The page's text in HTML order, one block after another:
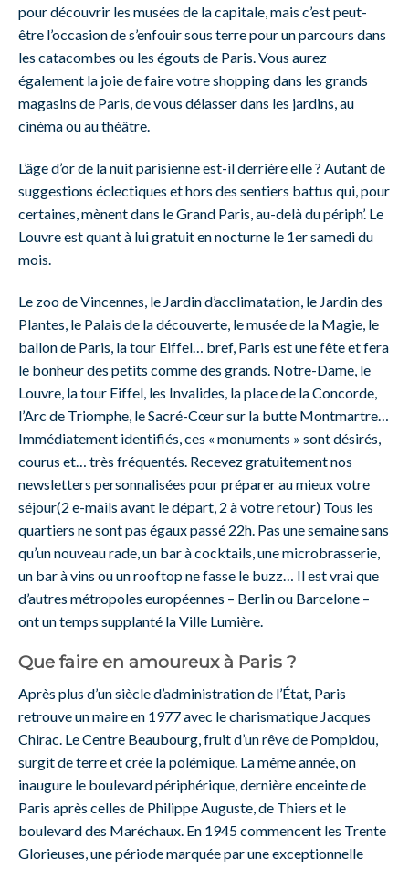
pour découvrir les musées de la capitale, mais c’est peut-
être l’occasion de s’enfouir sous terre pour un parcours dans
les catacombes ou les égouts de Paris. Vous aurez
également la joie de faire votre shopping dans les grands
magasins de Paris, de vous délasser dans les jardins, au
cinéma ou au théâtre.
L’âge d’or de la nuit parisienne est-il derrière elle ? Autant de
suggestions éclectiques et hors des sentiers battus qui, pour
certaines, mènent dans le Grand Paris, au-delà du périph’. Le
Louvre est quant à lui gratuit en nocturne le 1er samedi du
mois.
Le zoo de Vincennes, le Jardin d’acclimatation, le Jardin des
Plantes, le Palais de la découverte, le musée de la Magie, le
ballon de Paris, la tour Eiffel… bref, Paris est une fête et fera
le bonheur des petits comme des grands. Notre-Dame, le
Louvre, la tour Eiffel, les Invalides, la place de la Concorde,
l’Arc de Triomphe, le Sacré-Cœur sur la butte Montmartre…
Immédiatement identifiés, ces « monuments » sont désirés,
courus et… très fréquentés. Recevez gratuitement nos
newsletters personnalisées pour préparer au mieux votre
séjour(2 e-mails avant le départ, 2 à votre retour) Tous les
quartiers ne sont pas égaux passé 22h. Pas une semaine sans
qu’un nouveau rade, un bar à cocktails, une microbrasserie,
un bar à vins ou un rooftop ne fasse le buzz… Il est vrai que
d’autres métropoles européennes – Berlin ou Barcelone –
ont un temps supplanté la Ville Lumière.
Que faire en amoureux à Paris ?
Après plus d’un siècle d’administration de l’État, Paris
retrouve un maire en 1977 avec le charismatique Jacques
Chirac. Le Centre Beaubourg, fruit d’un rêve de Pompidou,
surgit de terre et crée la polémique. La même année, on
inaugure le boulevard périphérique, dernière enceinte de
Paris après celles de Philippe Auguste, de Thiers et le
boulevard des Maréchaux. En 1945 commencent les Trente
Glorieuses, une période marquée par une exceptionnelle